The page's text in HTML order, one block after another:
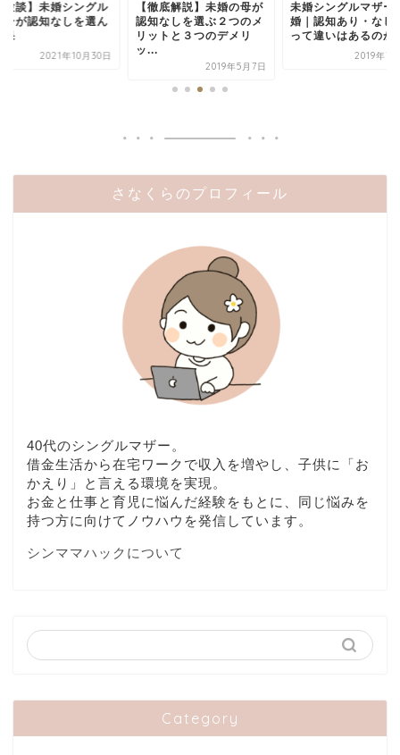
験談】未婚シングル
ーが認知なしを選ん
果
2021年10月30日
【徹底解説】未婚の母が
認知なしを選ぶ２つのメ
リットと３つのデメリ
ッ...
2019年5月7日
未婚シングルマザー
婚｜認知あり・なし
って違いはあるのか
2019年7
さなくらのプロフィール
40代のシングルマザー。
借金生活から在宅ワークで収入を増やし、子供に「お
かえり」と言える環境を実現。
お金と仕事と育児に悩んだ経験をもとに、同じ悩みを
持つ方に向けてノウハウを発信しています。
シンママハックについて
Category